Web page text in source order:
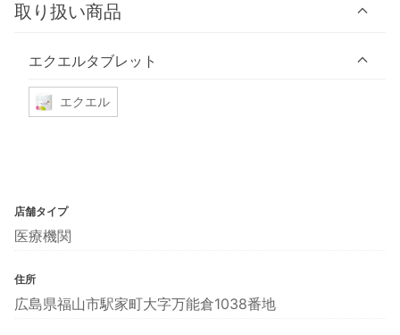
取り扱い商品
エクエルタブレット
エクエル
店舗タイプ
医療機関
住所
広島県福山市駅家町大字万能倉1038番地